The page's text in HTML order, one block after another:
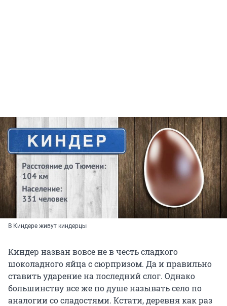
В Киндере живут киндерцы
Киндер назван вовсе не в честь сладкого
шоколадного яйца с сюрпризом. Да и правильно
ставить ударение на последний слог. Однако
большинству все же по душе называть село по
аналогии со сладостями. Кстати, деревня как раз